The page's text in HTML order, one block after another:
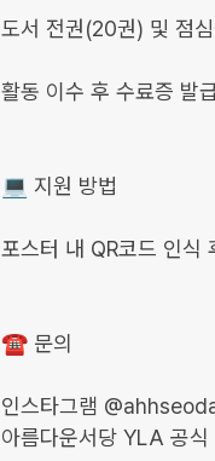
도서 전권(20권) 및 점
활동 이수 후 수료증 발
💻 지원 방법
포스터 내 QR코드 인식
☎️ 문의
인스타그램
아름다운서당 YLA 공식